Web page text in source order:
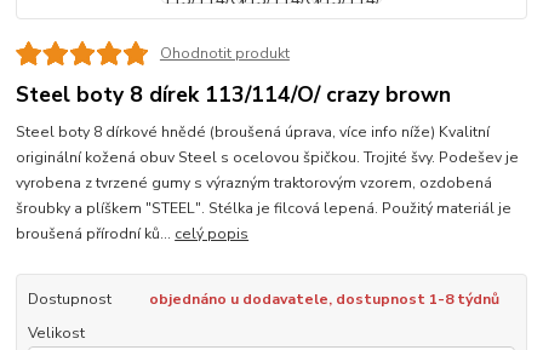
Ohodnotit produkt
Steel boty 8 dírek 113/114/O/ crazy brown
Steel boty 8 dírkové hnědé (broušená úprava, více info níže) Kvalitní
originální kožená obuv Steel s ocelovou špičkou. Trojité švy. Podešev je
vyrobena z tvrzené gumy s výrazným traktorovým vzorem, ozdobená
šroubky a plíškem "STEEL". Stélka je filcová lepená. Použitý materiál je
broušená přírodní ků... celý popis
Dostupnost
objednáno u dodavatele, dostupnost 1-8 týdnů
Velikost